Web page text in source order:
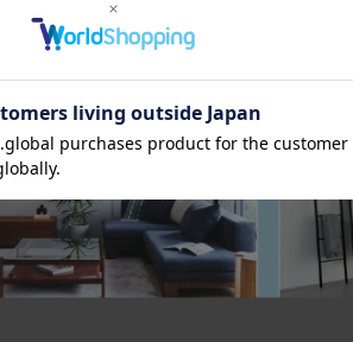
[幅(W)]
[高さ(H)]
[本体]
保証